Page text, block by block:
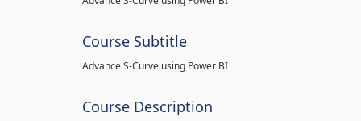
Course Subtitle
Advance S-Curve using Power BI
Course Description